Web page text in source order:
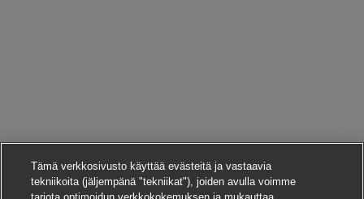
Tämä verkkosivusto käyttää evästeitä ja vastaavia
tekniikoita (jäljempänä "tekniikat"), joiden avulla voimme